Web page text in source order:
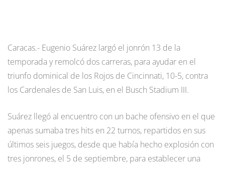
Caracas.- Eugenio Suárez largó el jonrón 13 de la
temporada y remolcó dos carreras, para ayudar en el
triunfo dominical de los Rojos de Cincinnati, 10-5, contra
los Cardenales de San Luis, en el Busch Stadium III.
Suárez llegó al encuentro con un bache ofensivo en el que
apenas sumaba tres hits en 22 turnos, repartidos en sus
últimos seis juegos, desde que había hecho explosión con
tres jonrones, el 5 de septiembre, para establecer una